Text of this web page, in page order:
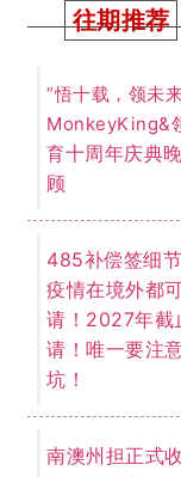
结！下个财年
续大放异彩还
2023年最新QS
学排名出炉！澳
我们为您
免费咨询服